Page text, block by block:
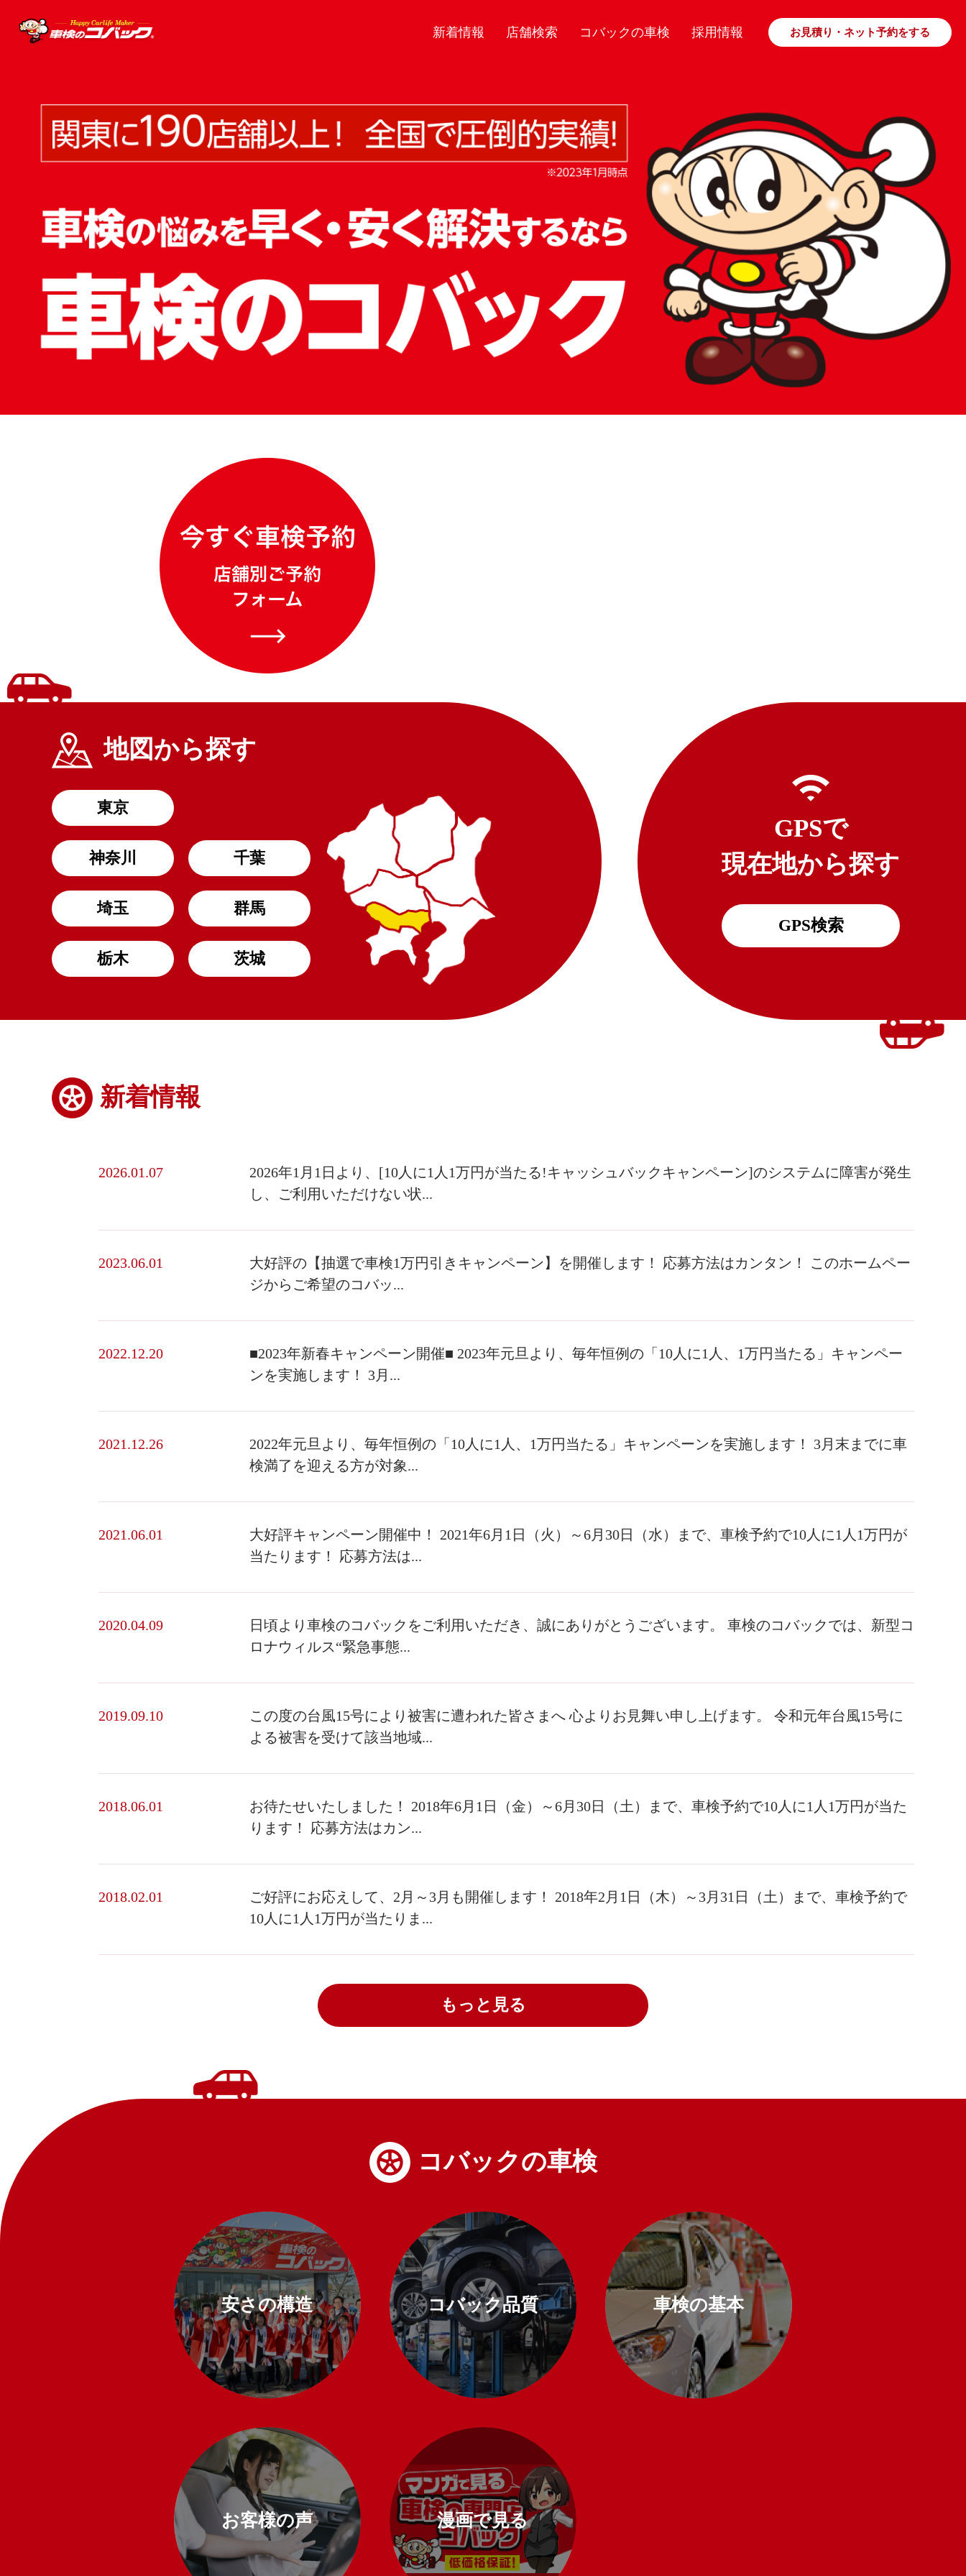
新着情報 店舗検索 コバックの車検 採用情報 お見積り・ネット予約をする
地図から探す
東京
神奈川 千葉
埼玉 群馬
栃木 茨城
GPSで
現在地から探す
GPS検索
新着情報
2026.01.07
2026年1月1日より、[10人に1人1万円が当たる!キャッシュバックキャンペーン]のシステムに障害が発生
し、ご利用いただけない状...
2023.06.01
大好評の【抽選で車検1万円引きキャンペーン】を開催します！ 応募方法はカンタン！ このホームペー
ジからご希望のコバッ...
2022.12.20
■2023年新春キャンペーン開催■ 2023年元旦より、毎年恒例の「10人に1人、1万円当たる」キャンペー
ンを実施します！ 3月...
2021.12.26
2022年元旦より、毎年恒例の「10人に1人、1万円当たる」キャンペーンを実施します！ 3月末までに車
検満了を迎える方が対象...
2021.06.01
大好評キャンペーン開催中！ 2021年6月1日（火）～6月30日（水）まで、車検予約で10人に1人1万円が
当たります！ 応募方法は...
2020.04.09
日頃より車検のコバックをご利用いただき、誠にありがとうございます。 車検のコバックでは、新型コ
ロナウィルス“緊急事態...
2019.09.10
この度の台風15号により被害に遭われた皆さまへ 心よりお見舞い申し上げます。 令和元年台風15号に
よる被害を受けて該当地域...
2018.06.01
お待たせいたしました！ 2018年6月1日（金）～6月30日（土）まで、車検予約で10人に1人1万円が当た
ります！ 応募方法はカン...
2018.02.01
ご好評にお応えして、2月～3月も開催します！ 2018年2月1日（木）～3月31日（土）まで、車検予約で
10人に1人1万円が当たりま...
もっと見る
コバックの車検
安さの構造 コバック品質 車検の基本
お客様の声 漫画で見る